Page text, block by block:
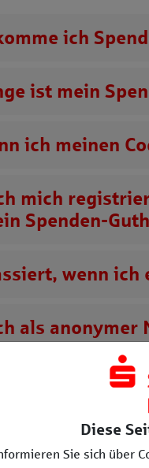
Diese
Sie sich über
ich
ist mein
ich meinen
mich
Spenden-
wenn ich
als anonymer
mit
, wenn ich